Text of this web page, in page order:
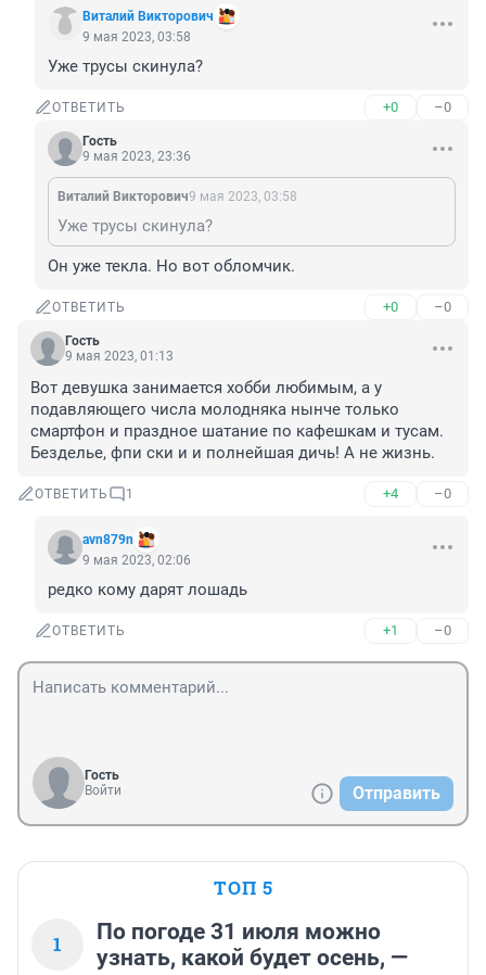
Виталий Викторович
9 мая 2023, 03:58
Уже трусы скинула?
ОТВЕТИТЬ +0 –0
Гость
9 мая 2023, 23:36
Виталий Викторович9 мая 2023, 03:58
Уже трусы скинула?
Он уже текла. Но вот обломчик.
ОТВЕТИТЬ +0 –0
Гость
9 мая 2023, 01:13
Вот девушка занимается хобби любимым, а у
подавляющего числа молодняка нынче только
смартфон и праздное шатание по кафешкам и тусам.
Безделье, фпи ски и и полнейшая дичь! А не жизнь.
ОТВЕТИТЬ 1 +4 –0
avn879n
9 мая 2023, 02:06
редко кому дарят лошадь
ОТВЕТИТЬ +1 –0
Гость
Войти
Отправить
ТОП 5
1
По погоде 31 июля можно
узнать, какой будет осень, —